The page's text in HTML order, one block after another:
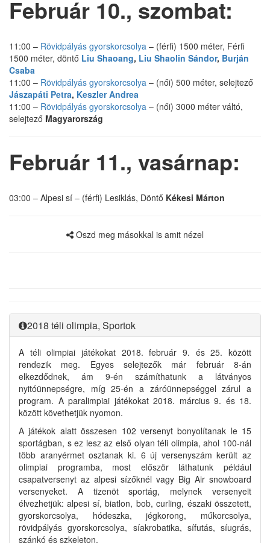
Február 10., szombat:
11:00 – Rövidpályás gyorskorcsolya – (férfi) 1500 méter, Férfi
1500 méter, döntő Liu Shaoang, Liu Shaolin Sándor, Burján
Csaba
11:00 – Rövidpályás gyorskorcsolya – (női) 500 méter, selejtező
Jászapáti Petra, Keszler Andrea
11:00 – Rövidpályás gyorskorcsolya – (női) 3000 méter váltó,
selejtező Magyarország
Február 11., vasárnap:
03:00 – Alpesi sí – (férfi) Lesiklás, Döntő Kékesi Márton
Oszd meg másokkal is amit nézel
2018 téli olimpia, Sportok
A téli olimpiai játékokat 2018. február 9. és 25. között
rendezik meg. Egyes selejtezők már február 8-án
elkezdődnek, ám 9-én számíthatunk a látványos
nyitóünnepségre, míg 25-én a záróünnepséggel zárul a
program. A paralimpiai játékokat 2018. március 9. és 18.
között követhetjük nyomon.
A játékok alatt összesen 102 versenyt bonyolítanak le 15
sportágban, s ez lesz az első olyan téli olimpia, ahol 100-nál
több aranyérmet osztanak ki. 6 új versenyszám került az
olimpiai programba, most először láthatunk például
csapatversenyt az alpesi sízőknél vagy Big Air snowboard
versenyeket. A tizenöt sportág, melynek versenyeit
élvezhetjük: alpesi sí, biatlon, bob, curling, északi összetett,
gyorskorcsolya, hódeszka, jégkorong, műkorcsolya,
rövidpályás gyorskorcsolya, síakrobatika, sífutás, síugrás,
szánkó és szkeleton.